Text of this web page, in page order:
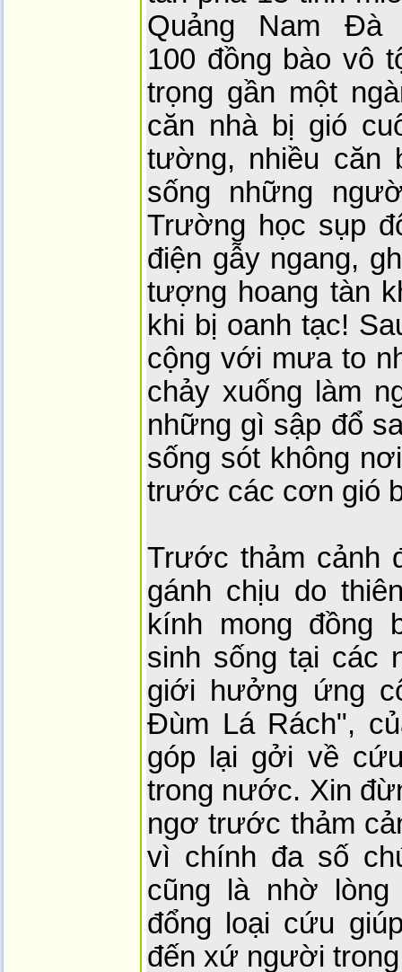
Quảng Nam
100 đồng bào vô
trọng gần một
căn nhà bị gió
tường, nhiều căn
sống những
Trường học sụp
điện gẫy ngang,
tượng hoang tàn
khi bị oanh tạc!
cộng với mưa to
chảy xuống làm
những gì sập đổ
sống sót không
trước các cơn gió
Trước thảm cảnh
gánh chịu do
kính mong đồng
sinh sống tại các
giới hưởng ứng
Đùm Lá Rách",
góp lại gởi về
trong nước. Xin
ngơ trước thảm
vì chính đa số
cũng là nhờ
đổng loại cứu
đến xứ người